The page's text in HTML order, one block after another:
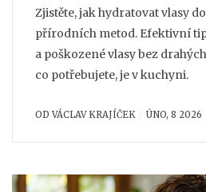
Zjistěte, jak hydratovat vlasy
přírodních metod. Efektivní
a poškozené vlasy bez
co potřebujete, je v kuchyni.
ODVÁCLAV KRAJÍČEK ÚNO, 8 2026